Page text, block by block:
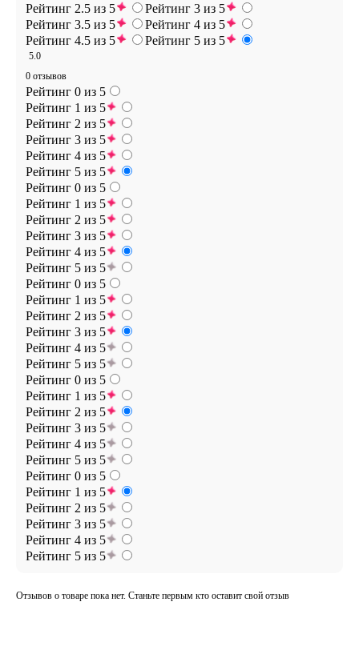
Рейтинг 2.5 из 5
Рейтинг 3 из 5
Рейтинг 3.5 из 5
Рейтинг 4 из 5
Рейтинг 4.5 из 5
Рейтинг 5 из 5
5.0
0 отзывов
Рейтинг 0 из 5
Рейтинг 1 из 5
Рейтинг 2 из 5
Рейтинг 3 из 5
Рейтинг 4 из 5
Рейтинг 5 из 5
Рейтинг 0 из 5
Рейтинг 1 из 5
Рейтинг 2 из 5
Рейтинг 3 из 5
Рейтинг 4 из 5
Рейтинг 5 из 5
Рейтинг 0 из 5
Рейтинг 1 из 5
Рейтинг 2 из 5
Рейтинг 3 из 5
Рейтинг 4 из 5
Рейтинг 5 из 5
Рейтинг 0 из 5
Рейтинг 1 из 5
Рейтинг 2 из 5
Рейтинг 3 из 5
Рейтинг 4 из 5
Рейтинг 5 из 5
Рейтинг 0 из 5
Рейтинг 1 из 5
Рейтинг 2 из 5
Рейтинг 3 из 5
Рейтинг 4 из 5
Рейтинг 5 из 5
Отзывов о товаре пока нет. Станьте первым кто оставит свой отзыв